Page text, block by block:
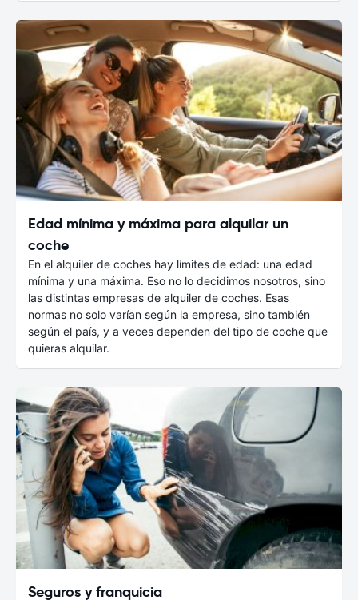
Edad mínima y máxima para alquilar un
coche
En el alquiler de coches hay límites de edad: una edad
mínima y una máxima. Eso no lo decidimos nosotros, sino
las distintas empresas de alquiler de coches. Esas
normas no solo varían según la empresa, sino también
según el país, y a veces dependen del tipo de coche que
quieras alquilar.
Seguros y franquicia